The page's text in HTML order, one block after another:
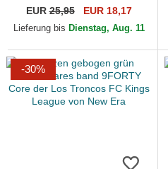
Core der Saiyans FC Kings
League von New Era
EUR25,95 EUR 18,17
Lieferung bis Dienstag, Aug. 11
-30%